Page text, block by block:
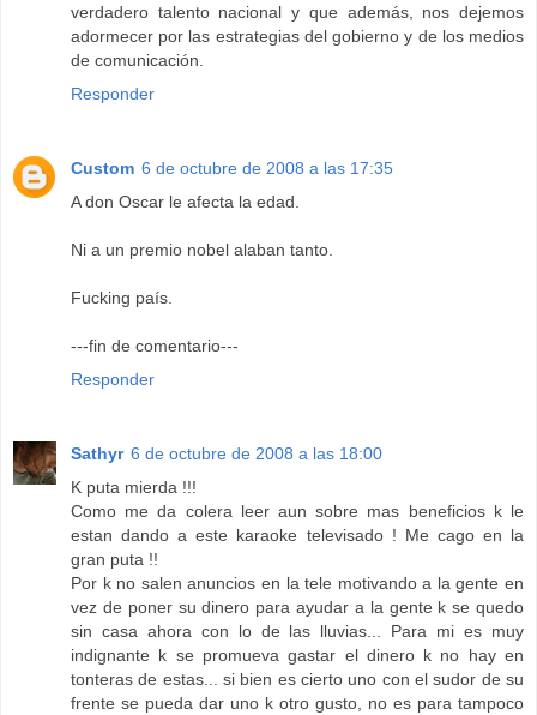
verdadero talento nacional y que además, nos dejemos
adormecer por las estrategias del gobierno y de los medios
de comunicación.
Responder
Custom 6 de octubre de 2008 a las 17:35
A don Oscar le afecta la edad.
Ni a un premio nobel alaban tanto.
Fucking país.
---fin de comentario---
Responder
Sathyr 6 de octubre de 2008 a las 18:00
K puta mierda !!!
Como me da colera leer aun sobre mas beneficios k le
estan dando a este karaoke televisado ! Me cago en la
gran puta !!
Por k no salen anuncios en la tele motivando a la gente en
vez de poner su dinero para ayudar a la gente k se quedo
sin casa ahora con lo de las lluvias... Para mi es muy
indignante k se promueva gastar el dinero k no hay en
tonteras de estas... si bien es cierto uno con el sudor de su
frente se pueda dar uno k otro gusto, no es para tampoco